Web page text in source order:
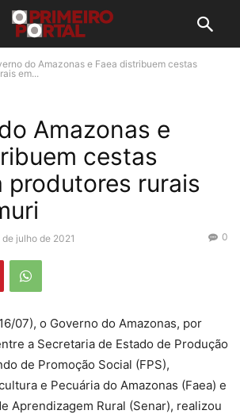
do Amazonas e Faea distribuem cestas
em...
Amazonas e
cestas
produtores rurais
de julho de 2021 0
07), o Governo do Amazonas, por
a Secretaria de Estado de Produção
de Promoção Social (FPS),
e Pecuária do Amazonas (Faea) e
Aprendizagem Rural (Senar), realizou